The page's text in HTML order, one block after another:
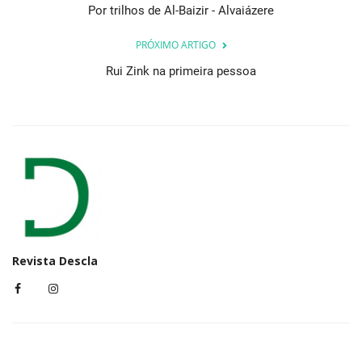
Por trilhos de Al-Baizir - Alvaiázere
PRÓXIMO ARTIGO
Rui Zink na primeira pessoa
Revista Descla